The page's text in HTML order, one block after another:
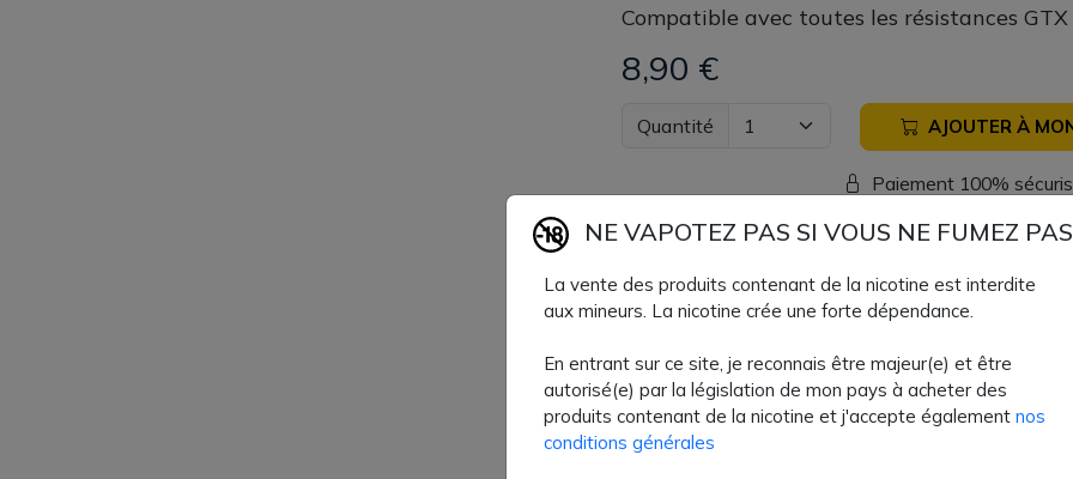
Compatible avec toutes les résistances GTX
8,90 €
Quantité AJOUTER À
Paiement 100%
Type de Produit
Cartouches et
NE VAPOTEZ PAS SI VOUS NE FUMEZ
La vente des produits contenant de la nicotine est interdite
aux mineurs. La nicotine crée une forte dépendance.
En entrant sur ce site, je reconnais être majeur(e) et être
autorisé(e) par la législation de mon pays à acheter des
produits contenant de la nicotine et j'accepte également nos
conditions générales